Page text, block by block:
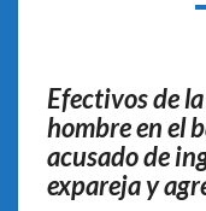
Efectivos de
hombre en el
acusado de
expareja y